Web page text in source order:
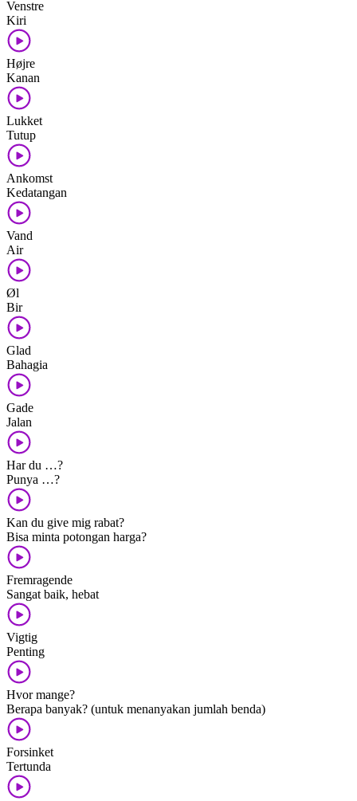
Venstre
Kiri
Højre
Kanan
Lukket
Tutup
Ankomst
Kedatangan
Vand
Air
Øl
Bir
Glad
Bahagia
Gade
Jalan
Har du …?
Punya …?
Kan du give mig rabat?
Bisa minta potongan harga?
Fremragende
Sangat baik, hebat
Vigtig
Penting
Hvor mange?
Berapa banyak? (untuk menanyakan jumlah benda)
Forsinket
Tertunda